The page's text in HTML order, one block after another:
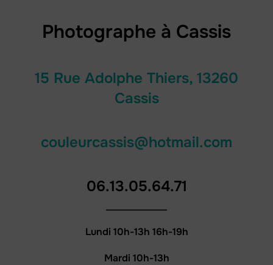
Photographe à Cassis
15 Rue Adolphe Thiers, 13260
Cassis
couleurcassis@hotmail.com
06.13.05.64.71
Lundi 10h-13h 16h-19h
Mardi 10h-13h